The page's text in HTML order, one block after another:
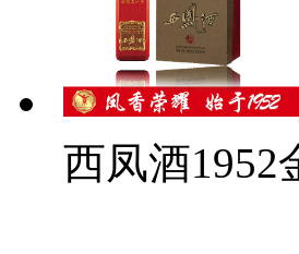
西凤酒1952